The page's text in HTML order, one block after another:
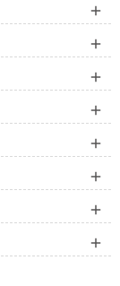







